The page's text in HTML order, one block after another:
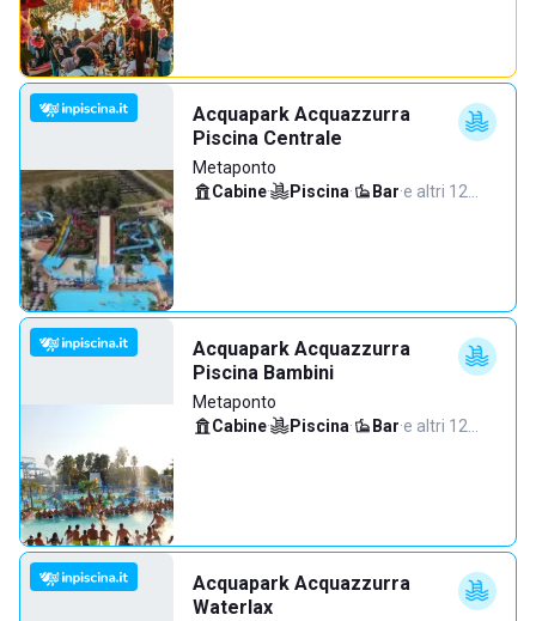
Acquapark Acquazzurra
Piscina Centrale
Metaponto
Cabine· Piscina· Bar·e altri 12…
Acquapark Acquazzurra
Piscina Bambini
Metaponto
Cabine· Piscina· Bar·e altri 12…
Acquapark Acquazzurra
Waterlax